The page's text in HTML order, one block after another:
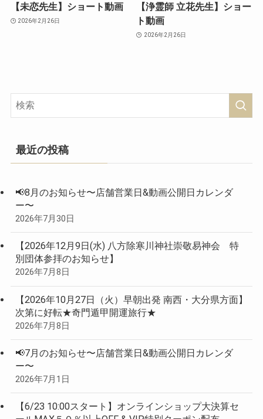
【未恋先生】ショート動画
2026年2月26日
【浄霊師 立花先生】ショー
ト動画
2026年2月26日
最近の投稿
📢8月のお知らせ〜店舗営業日&動画公開日カレンダ
ー〜
2026年7月30日
【2026年12月9日(水) 八方除寒川神社崇敬易神会 特
別団体参拝のお知らせ】
2026年7月8日
【2026年10月27日（火）早朝出発 南西・大分県方面】
次第に好転★奇門遁甲開運旅行★
2026年7月8日
📢7月のお知らせ〜店舗営業日&動画公開日カレンダ
ー〜
2026年7月1日
【6/23 10:00スタート】オンラインショップ大決算セ